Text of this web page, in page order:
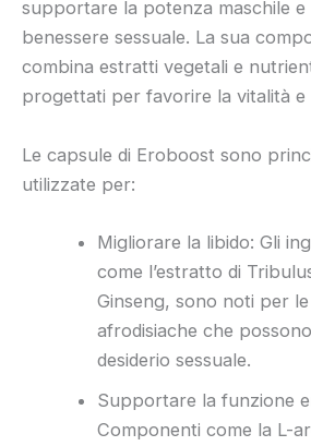
supportare la potenza maschile e
benessere sessuale. La sua
combina estratti vegetali e
progettati per favorire la vitalità e
Le capsule di Eroboost sono
utilizzate per:
Migliorare la libido: Gli
come l’estratto di
Ginseng, sono noti per
afrodisiache che
desiderio sessuale.
Supportare la funzione
Componenti come la L-